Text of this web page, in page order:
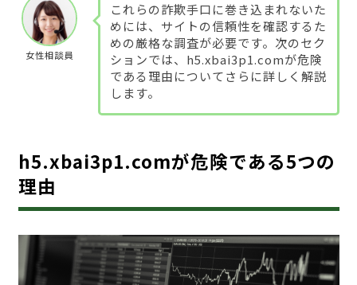
女性相談員
これらの詐欺手口に巻き込まれないた
めには、サイトの信頼性を確認するた
めの厳格な調査が必要です。次のセク
ションでは、h5.xbai3p1.comが危険
である理由についてさらに詳しく解説
します。
h5.xbai3p1.comが危険である5つの
理由